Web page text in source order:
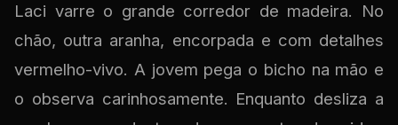
Laci varre o grande corredor de madeira. No
chão, outra aranha, encorpada e com detalhes
vermelho-vivo. A jovem pega o bicho na mão e
o observa carinhosamente. Enquanto desliza a